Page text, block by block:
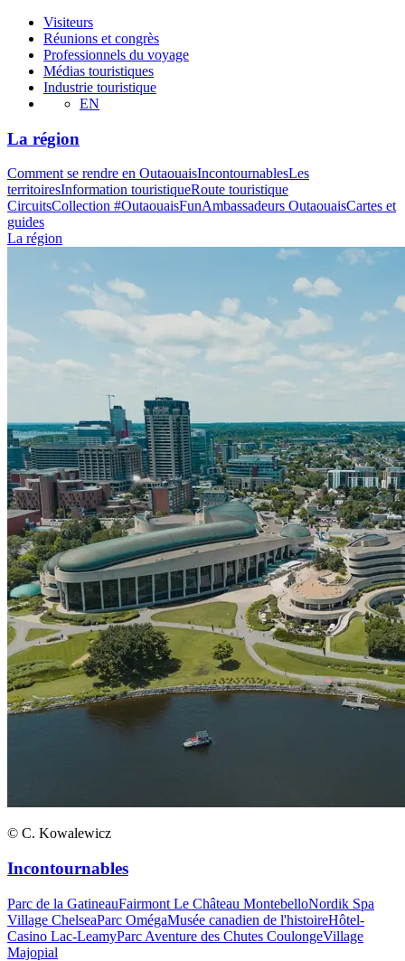
Visiteurs
Réunions et congrès
Professionnels du voyage
Médias touristiques
Industrie touristique
EN
La région
Comment se rendre en OutaouaisIncontournablesLes
territoiresInformation touristiqueRoute touristique
CircuitsCollection #OutaouaisFunAmbassadeurs OutaouaisCartes et
guides
La région
© C. Kowalewicz
Incontournables
Parc de la GatineauFairmont Le Château MontebelloNordik Spa
Village ChelseaParc OmégaMusée canadien de l'histoireHôtel-
Casino Lac-LeamyParc Aventure des Chutes CoulongeVillage
Majopial